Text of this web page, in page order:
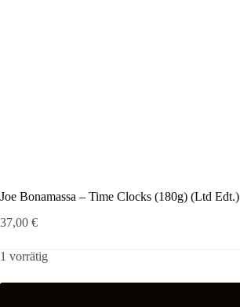
Joe Bonamassa – Time Clocks (180g) (Ltd Edt.)
37,00 €
1 vorrätig